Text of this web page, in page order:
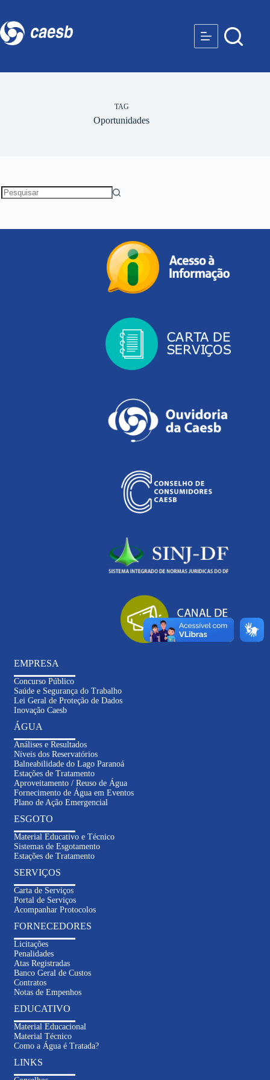
TAG
Oportunidades
EMPRESA
Concurso Público
Saúde e Segurança do Trabalho
Lei Geral de Proteção de Dados
Inovação Caesb
ÁGUA
Análises e Resultados
Níveis dos Reservatórios
Balneabilidade do Lago Paranoá
Estações de Tratamento
Aproveitamento / Reuso de Água
Fornecimento de Água em Eventos
Plano de Ação Emergencial
ESGOTO
Material Educativo e Técnico
Sistemas de Esgotamento
Estações de Tratamento
SERVIÇOS
Carta de Serviços
Portal de Serviços
Acompanhar Protocolos
FORNECEDORES
Licitações
Penalidades
Atas Registradas
Banco Geral de Custos
Contratos
Notas de Empenhos
EDUCATIVO
Material Educacional
Material Técnico
Como a Água é Tratada?
LINKS